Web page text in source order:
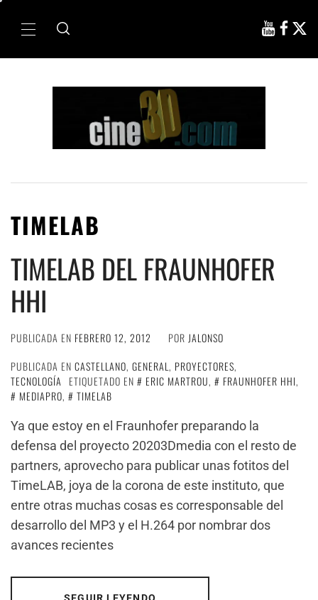
Menú
TIMELAB
TIMELAB DEL FRAUNHOFER
HHI
PUBLICADA EN FEBRERO 12, 2012 POR JALONSO
PUBLICADA EN CASTELLANO, GENERAL, PROYECTORES,
TECNOLOGÍA
ETIQUETADO EN ERIC MARTROU, FRAUNHOFER HHI,
MEDIAPRO,
TIMELAB
Ya que estoy en el Fraunhofer preparando la
defensa del proyecto 20203Dmedia con el resto de
partners, aprovecho para publicar unas fotitos del
TimeLAB, joya de la corona de este instituto, que
entre otras muchas cosas es corresponsable del
desarrollo del MP3 y el H.264 por nombrar dos
avances recientes